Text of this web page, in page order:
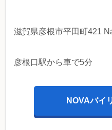
滋賀県彦根市平田町421
彦根口駅から車で5分
NOVAバイ